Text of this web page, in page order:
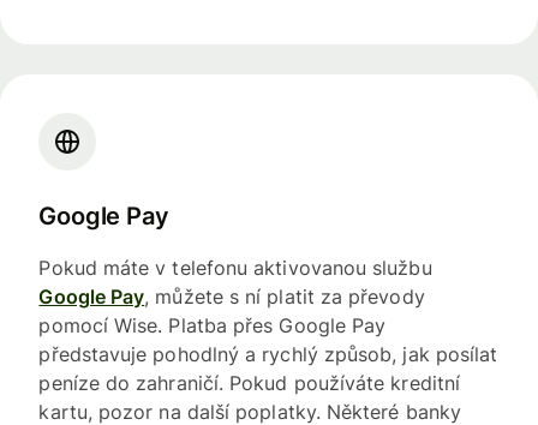
Google Pay
Pokud máte v telefonu aktivovanou službu
Google Pay, můžete s ní platit za převody
pomocí Wise. Platba přes Google Pay
představuje pohodlný a rychlý způsob, jak posílat
peníze do zahraničí. Pokud používáte kreditní
kartu, pozor na další poplatky. Některé banky